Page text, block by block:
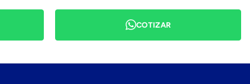
COTIZAR